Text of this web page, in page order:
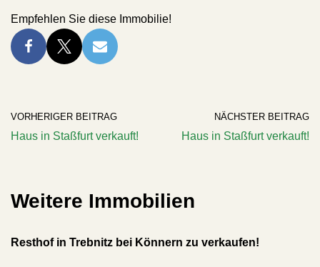
Empfehlen Sie diese Immobilie!
VORHERIGER BEITRAG
Haus in Staßfurt verkauft!
NÄCHSTER BEITRAG
Haus in Staßfurt verkauft!
Weitere Immobilien
Resthof in Trebnitz bei Könnern zu verkaufen!